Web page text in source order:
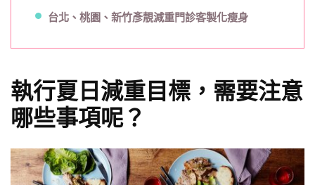
台北、桃園、新竹彥靚減重門診客製化瘦身
執行夏日減重目標，需要注意
哪些事項呢？